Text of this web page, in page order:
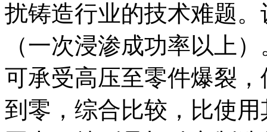
扰铸造行业的技术难题
（一次浸渗成功率以上
可承受高压至零件爆裂
到零，综合比较，比使